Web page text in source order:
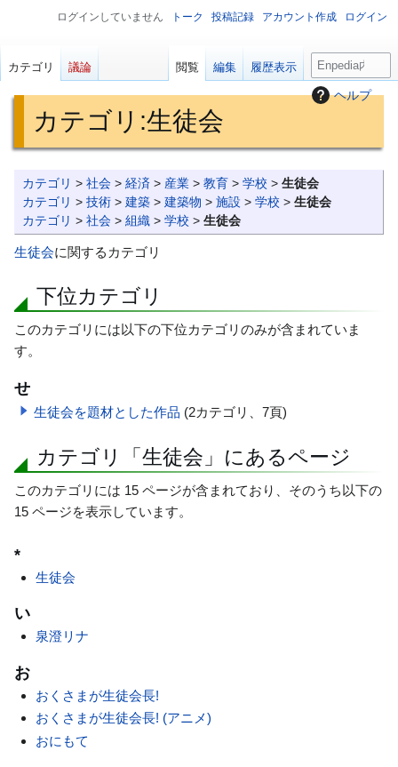
ヘルプ
カテゴリ :生徒会
ナ
ビ
ゲ
ー
ン
に
移
検
索
に
移
カテゴリ >社会 >経済 > 産業 >教育 >学校 >生徒会
カテゴリ >技術 >建築 >建築物 >施設 >学校 >生徒会
カテゴリ >社会 >組織 >学校 >生徒会
生徒会に関するカテゴリ
下位カテゴリ
このカテゴリには以下の下位カテゴリのみが含まれていま
す。
せ
生徒会を題材とした作品 (2カテゴリ、7頁)
カテゴリ「生徒会」にあるページ
このカテゴリには 15 ページが含まれており、そのうち以下の
15 ページを表示しています。
*
生徒会
い
泉澄リナ
お
おくさまが生徒会長!
おくさまが生徒会長! (アニメ)
おにもて
ログインしていません トーク 投稿記録 アカウント作成 ログイン
カテゴリ 議論 閲覧 編集 履歴表示
検
索